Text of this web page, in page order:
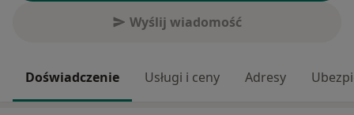
Wyślij wiadomość
Doświadczenie Usługi i ceny Adresy